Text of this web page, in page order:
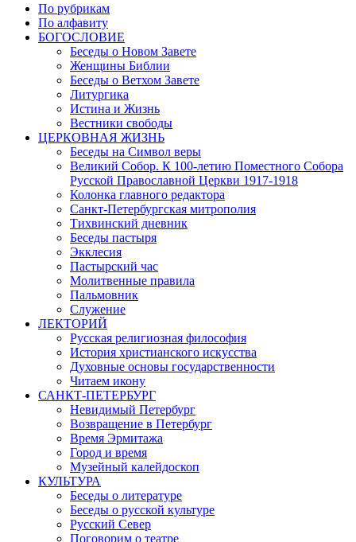
По рубрикам
По алфавиту
БОГОСЛОВИЕ
Беседы о Новом Завете
Женщины Библии
Беседы о Ветхом Завете
Литургика
Истина и Жизнь
Вестники свободы
ЦЕРКОВНАЯ ЖИЗНЬ
Беседы на Символ веры
Великий Собор. К 100-летию Поместного Собора
Русской Православной Церкви 1917-1918
Колонка главного редактора
Санкт-Петербургская митрополия
Тихвинский дневник
Беседы пастыря
Экклесия
Пастырский час
Молитвенные правила
Пальмовник
Служение
ЛЕКТОРИЙ
Русская религиозная философия
История христианского искусства
Духовные основы государственности
Читаем икону
САНКТ-ПЕТЕРБУРГ
Невидимый Петербург
Возвращение в Петербург
Время Эрмитажа
Город и время
Музейный калейдоскоп
КУЛЬТУРА
Беседы о литературе
Беседы о русской культуре
Русский Север
Поговорим о театре